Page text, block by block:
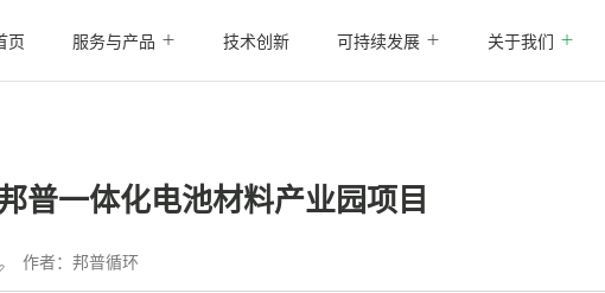
页 服务与产品 技术创新 可持续发展 关于我们
普一体化电池材料产业园项目
作者：邦普循环